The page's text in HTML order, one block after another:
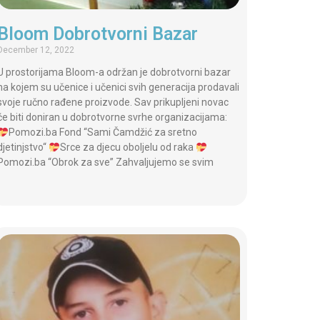
Dobrotvorni Bazar
12, 2022
prostorijama Bloom-a održan je dobrotvorni bazar
kojem su učenice i učenici svih generacija prodavali
ručno rađene proizvode. Sav prikupljeni novac
biti doniran u dobrotvorne svrhe organizacijama:
Pomozi.ba Fond “Sami Čamdžić za sretno
Srce za djecu oboljelu od raka
“Obrok za sve” Zahvaljujemo se svim